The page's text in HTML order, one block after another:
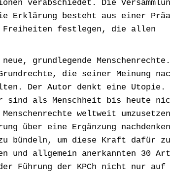
verabschiedet. Die
besteht aus einer
Freiheiten festlegen, die allen
grundlegende
die seiner Meinung
Der Autor denkt eine Utopie.
sind als Menschheit bis heute
weltweit
über eine Ergänzung
bündeln, um diese Kraft dafür zu
und allgemein anerkannten 30
Führung der KPCh nicht nur auf